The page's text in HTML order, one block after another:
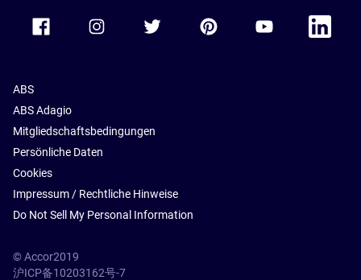
Accor Facebook Accor TwitterAccor PinterestAccor Youtube
Accor
ABS
ABS Adagio
Mitgliedschaftsbedingungen
Persönliche Daten
Cookies
Impressum / Rechtliche Hinweise
Do Not Sell My Personal Information
© Accor2019
沪ICP备10203162号-7